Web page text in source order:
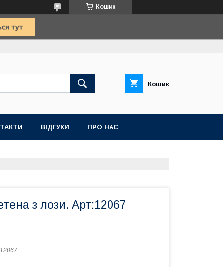
Кошик
Кошик
ВІДГУКИ ПРО НАС
з лози. Арт:12067